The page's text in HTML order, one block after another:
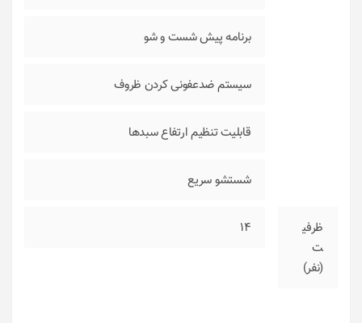
برنامه پیش شست و شو
سیستم ضدعفونی کردن ظروف
قابلیت تنظیم ارتفاع سبدها
شستشو سریع
ظرفی
ت
(نفر)
14